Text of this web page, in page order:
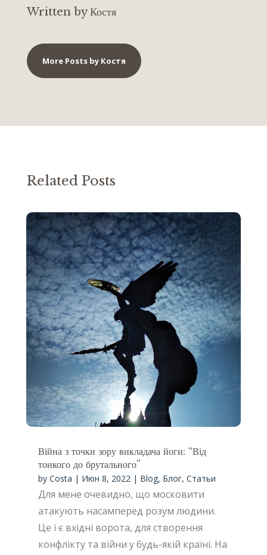
Written by Костя
More Posts by Костя
Related Posts
Війна з точки зору викладача йоги: “Від
тонкого до брутального”
by Costa | Июн 8, 2022| Blog, Блог, Статьи
Для мене очевидно, що московити
атакують насамперед розум людини.
Це і є вхідні ворота, для створення
конфлікту та війни у будь-якій країні. На